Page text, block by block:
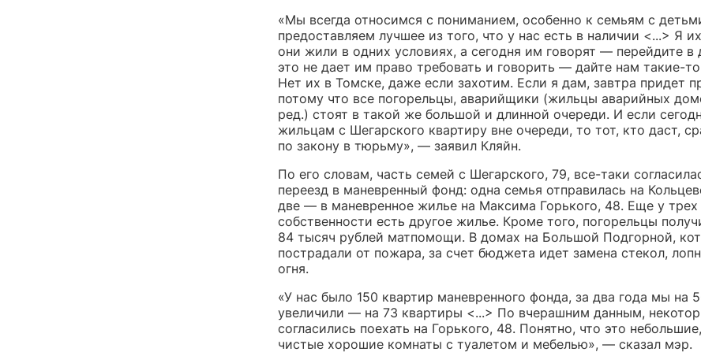
«Мы всегда относимся с пониманием, особенно к семьям с
предоставляем лучшее из того, что у нас есть в наличии <...> Я
они жили в одних условиях, а сегодня им говорят — перейдите в
это не дает им право требовать и говорить — дайте нам такие-
Нет их в Томске, даже если захотим. Если я дам, завтра придет
потому что все погорельцы, аварийщики (жильцы аварийных
ред.) стоят в такой же большой и длинной очереди. И если
жильцам с Шегарского квартиру вне очереди, то тот, кто даст,
по закону в тюрьму», — заявил Кляйн.
По его словам, часть семей с Шегарского, 79, все-таки
переезд в маневренный фонд: одна семья отправилась на
две — в маневренное жилье на Максима Горького, 48. Еще у
собственности есть другое жилье. Кроме того, погорельцы
84 тысяч рублей матпомощи. В домах на Большой Подгорной,
пострадали от пожара, за счет бюджета идет замена стекол,
огня.
«У нас было 150 квартир маневренного фонда, за два года мы на
увеличили — на 73 квартиры <...> По вчерашним данным,
согласились поехать на Горького, 48. Понятно, что это
чистые хорошие комнаты с туалетом и мебелью», — сказал мэр.